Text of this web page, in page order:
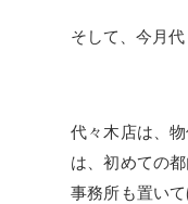
そして、今月
代々木店は、
は、初めての
事務所も置い